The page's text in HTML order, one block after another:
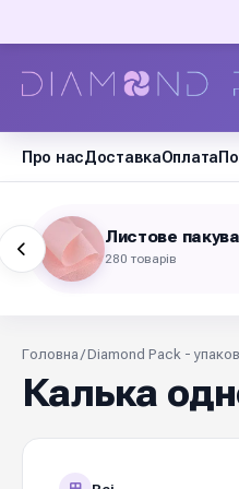
Про насДоставкаОплата
Листове
280 товарів
Головна /Diamond Pack -
Калька